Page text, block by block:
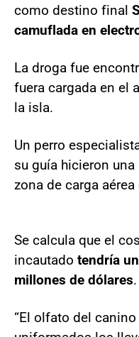
como destino final
camuflada en
La droga fue
fuera cargada en el
la isla.
Un perro
su guía hicieron
zona de carga
Se calcula que el
incautado tendría
millones de dólares.
“El olfato del